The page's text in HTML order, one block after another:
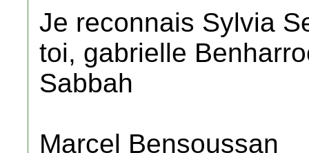
Je reconnais Sylvia
toi, gabrielle
Sabbah
Marcel Bensoussan